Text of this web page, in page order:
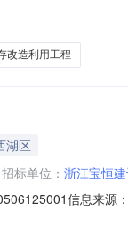
保证金额：30，投
改造利用工程
湖区
招标单位： 浙江宝恒
信息来源
庄一建建设集团有